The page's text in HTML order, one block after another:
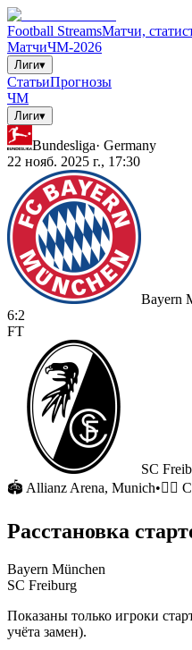
Football StreamsМатчи,
МатчиЧМ-2026
Лиги▾
СтатьиПрогнозы
ЧМ
Лиги▾
Bundesliga· Germany
22 нояб. 2025 г., 17:30
Bayern
6:2
FT
SC
🏟 Allianz Arena, Munich•🧑‍⚖️
Расстановка
Bayern München
SC Freiburg
Показаны только игроки
учёта замен).